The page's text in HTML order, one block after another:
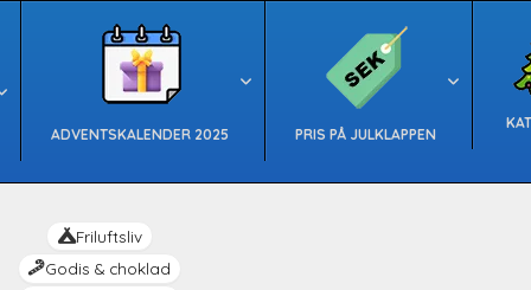
ADVENTSKALENDER 2025 PRIS PÅ JULKLAPPEN
Friluftsliv
Godis & choklad